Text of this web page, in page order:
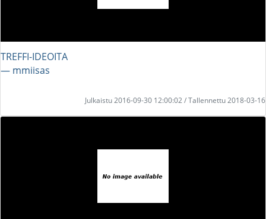
TREFFI-IDEOITA
― mmiisas
Julkaistu 2016-09-30 12:00:02 / Tallennettu 2018-03-16